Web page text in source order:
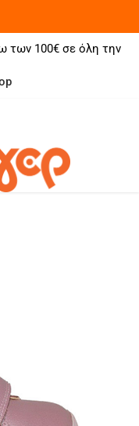
των 100€ σε όλη την